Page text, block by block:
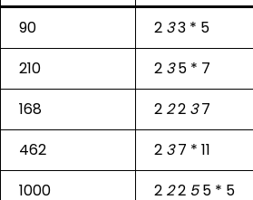
90 2 33 * 5
210
2 35 * 7
168
2 22 37
462
2 37 * 11
1000
2 22 55 * 5